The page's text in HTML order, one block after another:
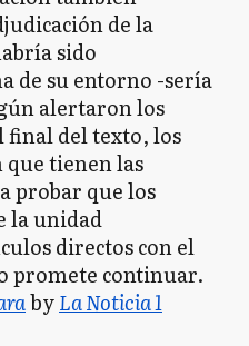
de la
sido
de su entorno -sería
alertaron los
final del texto, los
que tienen las
probar que los
la unidad
directos con el
promete continuar.
byLa Noticia 1